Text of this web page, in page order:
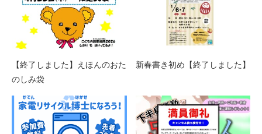
【終了しました】えほんのおた
のしみ袋
新春書き初め【終了しました】